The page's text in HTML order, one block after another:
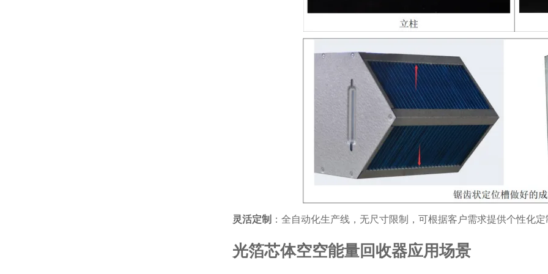
灵活定制 ：全自动化生产线，无尺寸限制，可根据客户需求提供个性化
光箔芯体空空能量回收器应用场景